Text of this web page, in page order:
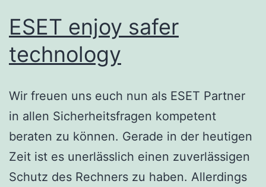
ESET enjoy safer
technology
Wir freuen uns euch nun als ESET Partner
in allen Sicherheitsfragen kompetent
beraten zu können. Gerade in der heutigen
Zeit ist es unerlässlich einen zuverlässigen
Schutz des Rechners zu haben. Allerdings